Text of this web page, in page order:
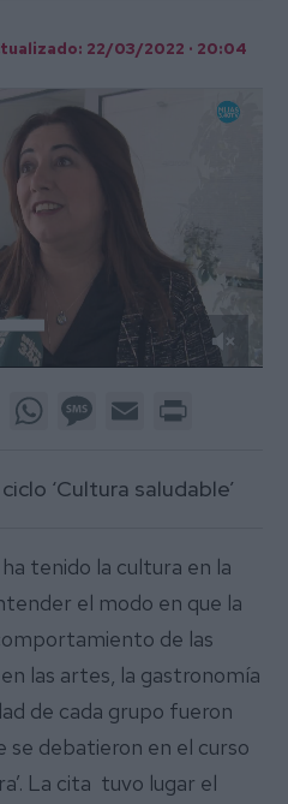
22/03/2022 · 20:04
MeneameWhatsAppMessage
Email
‘Cultura saludable’
tenido la cultura en la
el modo en que la
de las
las artes, la gastronomía
de cada grupo fueron
se debatieron en el curso
La cita tuvo lugar el